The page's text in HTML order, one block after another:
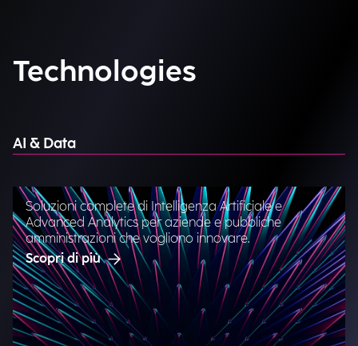
Technologies
AI & Data
Soluzioni complete di Intelligenza Artificiale e
Advanced Analytics per aziende e pubbliche
amministrazioni che vogliono innovare.
Scopri di più